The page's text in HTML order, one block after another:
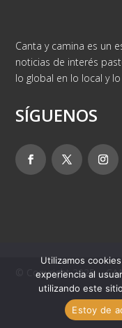
Canta y camina es un
noticias de interés
lo global en lo local y
SÍGUENOS
© Copyright 2025 –
Utilizamos
experiencia al
utilizando este
Estoy de